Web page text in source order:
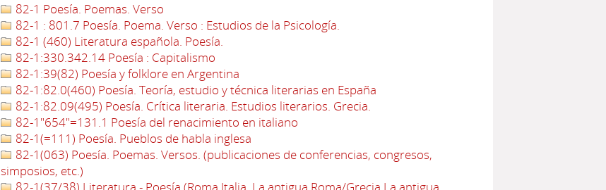
82-1 Poesía. Poemas. Verso
82-1 : 801.7 Poesía. Poema. Verso : Estudios de la Psicología.
82-1 (460) Literatura española. Poesía.
82-1:330.342.14 Poesía : Capitalismo
82-1:39(82) Poesía y folklore en Argentina
82-1:82.0(460) Poesía. Teoría, estudio y técnica literarias en España
82-1:82.09(495) Poesía. Crítica literaria. Estudios literarios. Grecia.
82-1"654"=131.1 Poesía del renacimiento en italiano
82-1(=111) Poesía. Pueblos de habla inglesa
82-1(063) Poesía. Poemas. Versos. (publicaciones de conferencias, congresos,
simposios, etc.)